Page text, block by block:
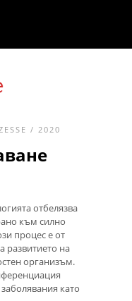
/ 2020
отбелязва
към силно
процес е от
развитието на
организъм.
като